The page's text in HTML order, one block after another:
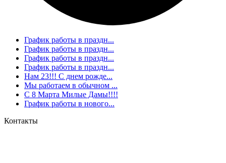
График работы в праздн...
График работы в праздн...
График работы в праздн...
График работы в праздн...
Нам 23!!! С днем рожде...
Мы работаем в обычном ...
С 8 Марта Милые Дамы!!!!
График работы в нового...
Контакты